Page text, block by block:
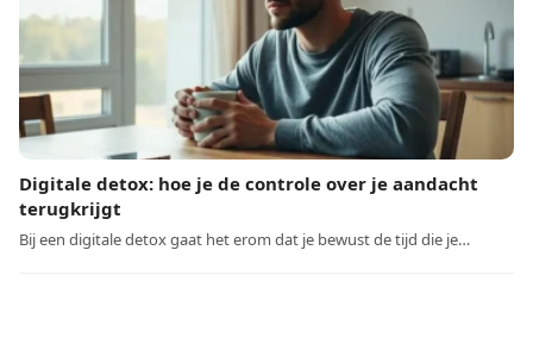
Digitale detox: hoe je de controle over je aandacht
terugkrijgt
Bij een digitale detox gaat het erom dat je bewust de tijd die je…